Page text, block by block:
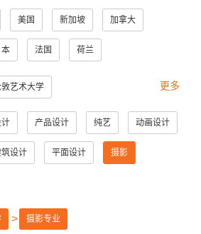
美国 新加坡 加拿大
本 法国 荷兰
艺术大学
分校 美国加州大学圣地亚哥分校
院 美国帕森斯设计学院
院
术学院
更多
产品设计 纯艺 动画设计
筑设计 平面设计 摄影
摄影专业